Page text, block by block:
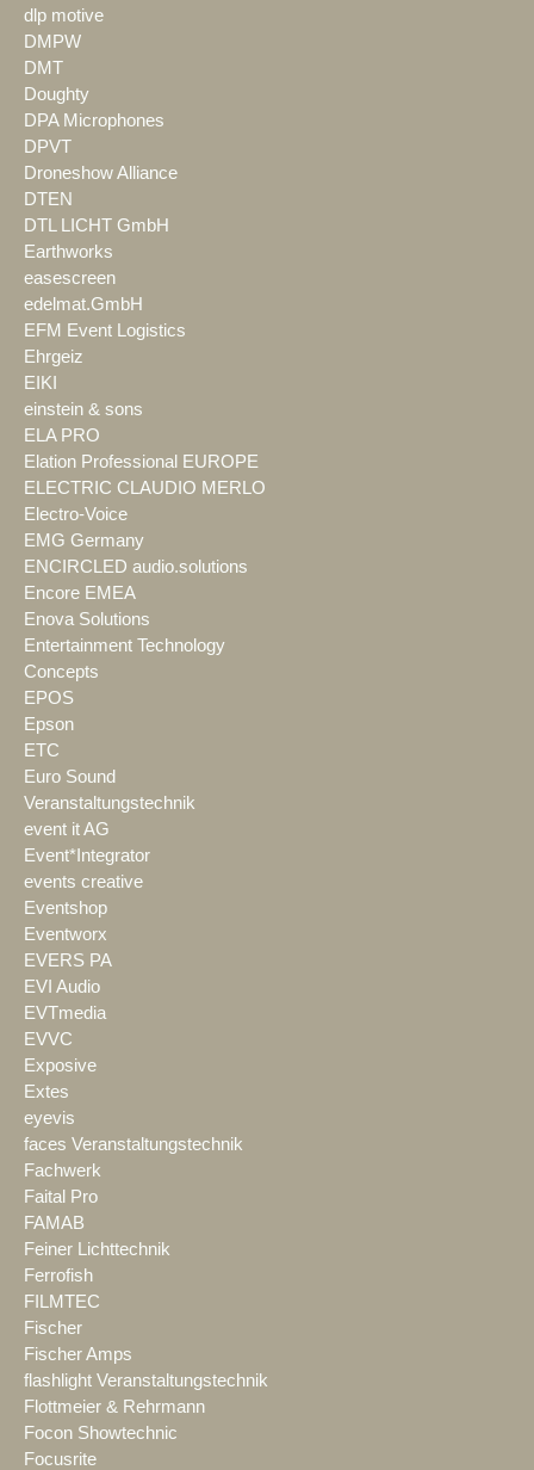
dlp motive
DMPW
DMT
Doughty
DPA Microphones
DPVT
Droneshow Alliance
DTEN
DTL LICHT GmbH
Earthworks
easescreen
edelmat.GmbH
EFM Event Logistics
Ehrgeiz
EIKI
einstein & sons
ELA PRO
Elation Professional EUROPE
ELECTRIC CLAUDIO MERLO
Electro-Voice
EMG Germany
ENCIRCLED audio.solutions
Encore EMEA
Enova Solutions
Entertainment Technology
Concepts
EPOS
Epson
ETC
Euro Sound
Veranstaltungstechnik
event it AG
Event*Integrator
events creative
Eventshop
Eventworx
EVERS PA
EVI Audio
EVTmedia
EVVC
Exposive
Extes
eyevis
faces Veranstaltungstechnik
Fachwerk
Faital Pro
FAMAB
Feiner Lichttechnik
Ferrofish
FILMTEC
Fischer
Fischer Amps
flashlight Veranstaltungstechnik
Flottmeier & Rehrmann
Focon Showtechnic
Focusrite